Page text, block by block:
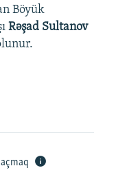
Böyük
Rəşad Sultanov